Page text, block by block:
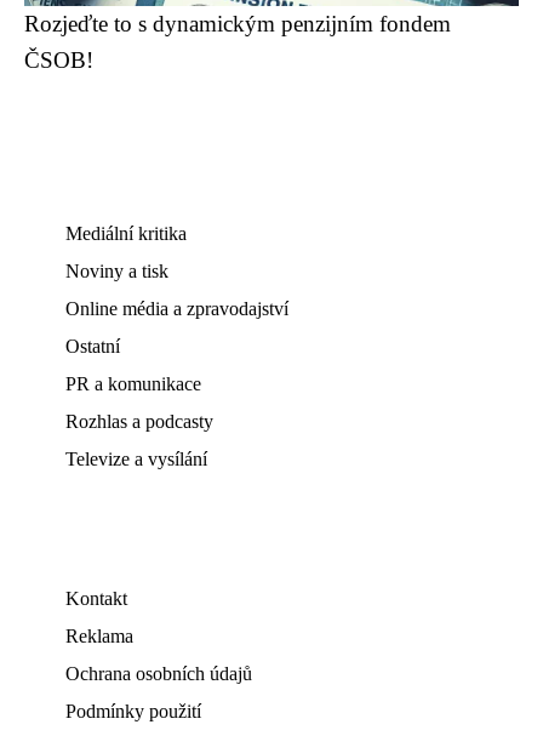
Rozjeďte to s dynamickým penzijním fondem
ČSOB!
Mediální kritika
Noviny a tisk
Online média a zpravodajství
Ostatní
PR a komunikace
Rozhlas a podcasty
Televize a vysílání
Kontakt
Reklama
Ochrana osobních údajů
Podmínky použití